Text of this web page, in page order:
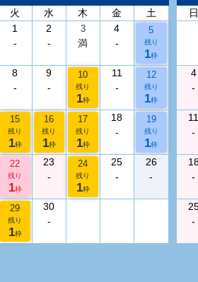
火 水 木 金
土
1
-
2
-
3
満
4
-
5
残り
1枠
8
-
9
-
10
残り
1枠
11
-
12
残り
1枠
15
残り
1枠
16
残り
1枠
17
残り
1枠
18
-
19
残り
1枠
22
残り
1枠
23
-
24
残り
1枠
25
-
26
-
29
残り
1枠
30
-
日
4
-
11
-
-
-